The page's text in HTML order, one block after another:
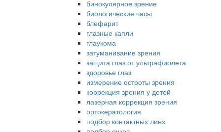
бинокулярное зрение
биологические часы
блефарит
глазные капли
глаукома
затуманивание зрения
защита глаз от ультрафиолета
здоровье глаз
измерение остроты зрения
коррекция зрения у детей
лазерная коррекция зрения
ортокератология
подбор контактных линз